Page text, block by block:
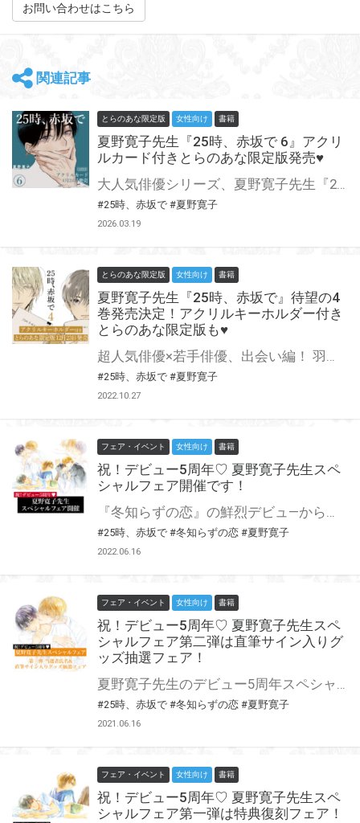
お問い合わせはこちら
関連記事
とらのあな限定版 女性向け 書籍
夏野寛子先生『25時、赤坂で 6』アクリ
ルカード付きとらのあな限定版発売♥
大人気俳優シリーズ、夏野寛子先生『25時、赤坂で』、最新6巻が4月24日に発売！ とらのあなでは刊行を記念してアクリルカード付きとらのあな限定版を発売致します♥ 池袋店・通販にて予約開始！とらのあな限定版は数量限定生産となりますので、お早めにご予約下さい！
#25時、赤坂で #夏野寛子
2026.03.19
とらのあな限定版 女性向け 書籍
夏野寛子先生『25時、赤坂で』待望の4
巻発売決定！アクリルキーホルダー付き
とらのあな限定版も♥
超人気俳優×若手俳優、出会い編！ 羽山麻水と白崎由岐は大学の映研メンバーの結婚式出席のために帰省することにした。 久しぶりの実家が居心地悪い羽山は、ふと白崎との出会いを思い出す。 ーー地元大学の映研で羽山が３年生の時、１年生の白崎は入部してきた。 卒業までに話したのは1度きり。 しかしその間、2人はお互いの演じる姿を見つめ続けていてーー。 山瀬＆佐久間の意外な一夜を描いた番外編も収録！ 大人気俳優シリーズ『25時、赤坂で』に待望の4巻が登場！ とらのあなでは刊行を記念してアクリルキーホルダー付きとらのあな限定版を発売致します♥ 店舗・通販にて予約開始！とらのあな限定版は数量限定生産となりますので、お早めにご予約下さい！
#25時、赤坂で #夏野寛子
2022.10.27
フェア・イベント 女性向け 書籍
祝！デビュー5周年♡ 夏野寛子先生スペ
シャルフェア開催です！
『冬知らずの恋』の鮮烈デビュ―から第一線を走り続ける夏野寛子先生。 2021年に人気シリーズ『25時、赤坂で』の3巻も発売となり、今年はついにデビュー5周年！ とらのあなでは夏野寛子先生のデビュー5周年を記念して、スペシャルフェアを開催いたします♥ 6月24日(金)～ 特典復刻フェア開始 6月24日(金)～ 当選者氏名&直筆サイン入りグッズ抽選フェア開始 8月25日(木)～ 完全受注生産グッズ受付開始 8月25日(木)～ WEBサイン会申し込み受付開始 ……と、6月からデビュー月の8月へ向けててんこ盛り☆ 皆さんも一緒にモリモリ盛り上がりましょう！ 詳細は各ページをご確認下さいませ♪
#25時、赤坂で #冬知らずの恋 #夏野寛子
2022.06.16
フェア・イベント 女性向け 書籍
祝！デビュー5周年♡ 夏野寛子先生スペ
シャルフェア第二弾は直筆サイン入りグ
ッズ抽選フェア！
夏野寛子先生のデビュー5周年スペシャルフェア第二弾は直筆サイン入りグッズ抽選フェア！ 夏野寛子先生のコミックスをご購入で、当選者氏名&夏野寛子先生直筆サイン入りグッズが当たる♥ 本フェアのために制作したアクリルコースターに先生の直筆サインと当選者氏名を入れていただき、抽選にてプレゼントいたします！ この貴重な機会、皆様ぜひ奮ってご応募くださいませ☆
#25時、赤坂で #冬知らずの恋 #夏野寛子
2021.06.16
フェア・イベント 女性向け 書籍
祝！デビュー5周年♡ 夏野寛子先生スペ
シャルフェア第一弾は特典復刻フェア！